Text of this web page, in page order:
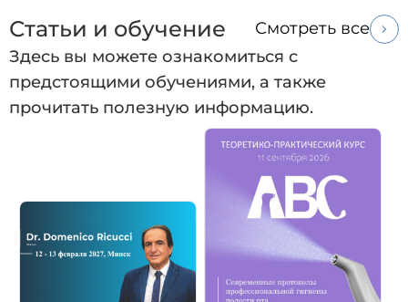
Статьи и обучение
Смотреть все
Здесь вы можете ознакомиться с
предстоящими обучениями, а также
прочитать полезную информацию.